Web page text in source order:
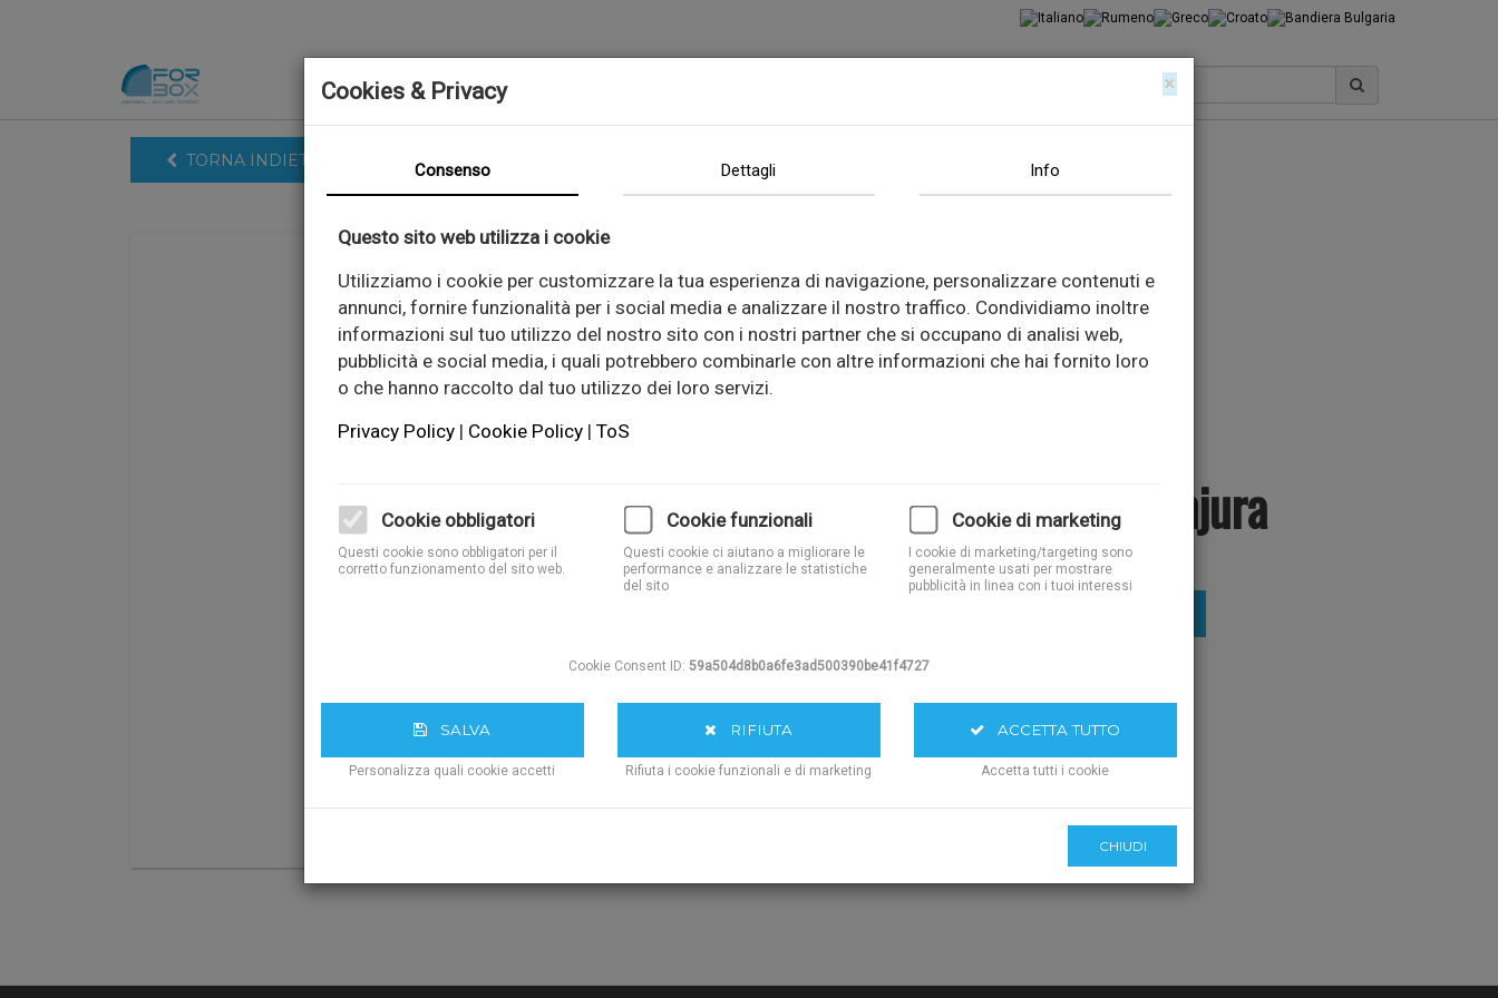
TORNA INDIETRO
Tekućina za čišćenje tanjura
Quantita':
×
Cookies & Privacy
Consenso Dettagli Info
Questo sito web utilizza i cookie
Utilizziamo i cookie per customizzare la tua esperienza di navigazione, personalizzare contenuti e
annunci, fornire funzionalità per i social media e analizzare il nostro traffico. Condividiamo inoltre
informazioni sul tuo utilizzo del nostro sito con i nostri partner che si occupano di analisi web,
pubblicità e social media, i quali potrebbero combinarle con altre informazioni che hai fornito loro
o che hanno raccolto dal tuo utilizzo dei loro servizi.
Privacy Policy | Cookie Policy | ToS
Cookie obbligatori
Questi cookie sono obbligatori per il
corretto funzionamento del sito web.
Cookie funzionali
Questi cookie ci aiutano a migliorare le
performance e analizzare le statistiche
del sito
Cookie di marketing
I cookie di marketing/targeting sono
generalmente usati per mostrare
pubblicità in linea con i tuoi interessi
Cookie Consent ID: 59a504d8b0a6fe3ad500390be41f4727
SALVA
Personalizza quali cookie accetti
RIFIUTA
Rifiuta i cookie funzionali e di marketing
ACCETTA TUTTO
Accetta tutti i cookie
CHIUDI